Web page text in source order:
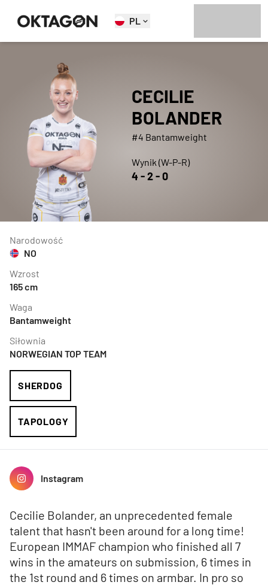
PL
CECILIE
BOLANDER
#4 Bantamweight
Wynik (W-P-R)
4 -2-0
Narodowość
NO
Wzrost
165cm
Waga
Bantamweight
Siłownia
NORWEGIAN TOP TEAM
SHERDOG
TAPOLOGY
Instagram
Cecilie Bolander, an unprecedented female
talent that hasn't been around for a long time!
European IMMAF champion who finished all 7
wins in the amateurs on submission, 6 times in
the 1st round and 6 times on armbar. In pro so